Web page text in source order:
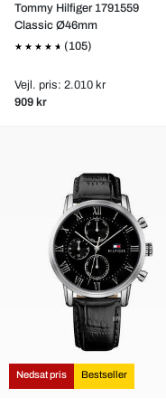
Tommy Hilfiger 1791559
Classic Ø46mm
(105)
Vejl. pris: 2.010 kr
909 kr
Nedsat pris Bestseller